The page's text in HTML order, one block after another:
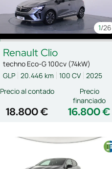
1/26
Renault Clio
techno Eco-G 100cv (74kW)
GLP 20.446 km 100 CV 2025
Precio al contado
18.800 € 16.800 €
Precio
financiado